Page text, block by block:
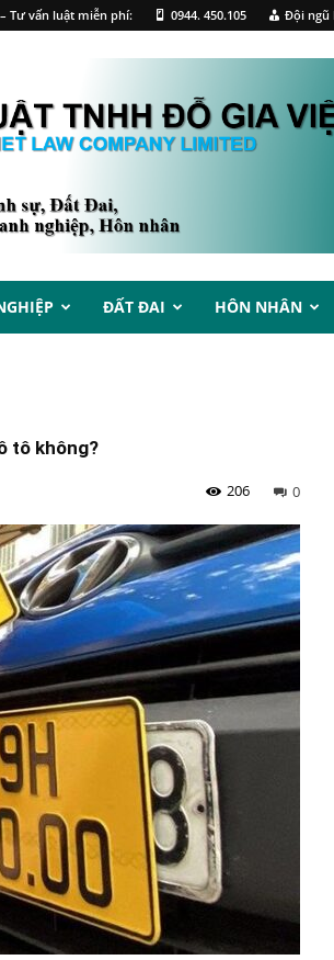
– Tư vấn luật miễn phí: 0944. 450.105 Đội ngũ
ĐẤT ĐAI HÔN NHÂN
tô không?
0
206